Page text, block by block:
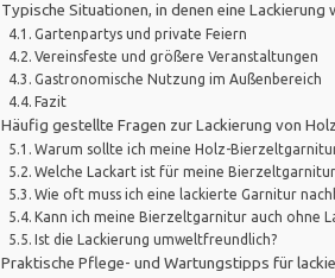
Typische Situationen, in denen eine Lackierung
Gartenpartys und private Feiern
Vereinsfeste und größere Veranstaltungen
Gastronomische Nutzung im Außenbereich
Fazit
Häufig gestellte Fragen zur Lackierung von
Warum sollte ich meine Holz-
Welche Lackart ist für meine
Wie oft muss ich eine lackierte Garnitur
Kann ich meine Bierzeltgarnitur auch ohne
Ist die Lackierung umweltfreundlich?
Praktische Pflege- und Wartungstipps für